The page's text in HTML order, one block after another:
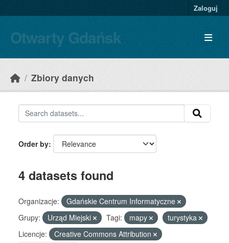
Zaloguj
Otwarty Gdańsk
Zbiory danych
Order by
4 datasets found
Organizacje:
Gdańskie Centrum Informatyczne
Grupy:
Urząd Miejski Tagi: mapy
turystyka
Licencje:
Creative Commons Attribution